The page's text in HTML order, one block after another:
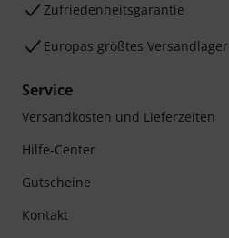
Zufriedenheitsgarantie
Europas größtes Versandlager
Service
Versandkosten und Lieferzeiten
Hilfe-Center
Gutscheine
Kontakt